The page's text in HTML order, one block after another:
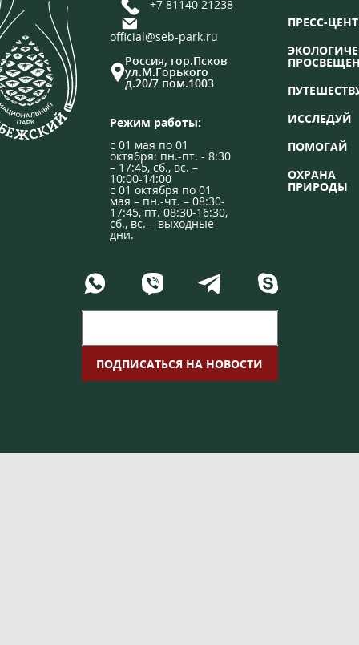
+7 81140 21238
official@seb-park.ru
Россия, гор.Псков
ул.М.Горького
д.20/7 пом.1003
Режим работы:
с 01 мая по 01
октября: пн.-пт. - 8:30
– 17:45, сб., вс. –
10:00-14:00
с 01 октября по 01
мая – пн.-чт. – 08:30-
17:45, пт. 08:30-16:30,
сб., вс. – выходные
дни.
ПРЕСС-
ИССЛЕДУЙ
ПОМОГАЙ
ОХРАНА
ПРИРОДЫ